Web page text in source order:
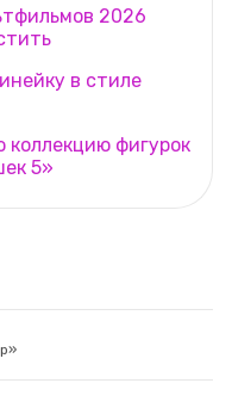
2026
в стиле
коллекцию фигурок
5»